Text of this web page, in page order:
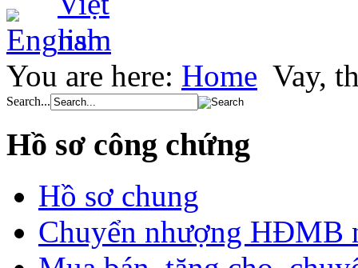
You are here: Home Vay,
Search...
Hồ sơ công chứng
Hồ sơ chung
Chuyển nhượng HĐMB